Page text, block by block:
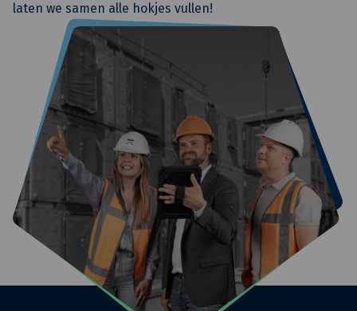
laten we samen alle hokjes vullen!